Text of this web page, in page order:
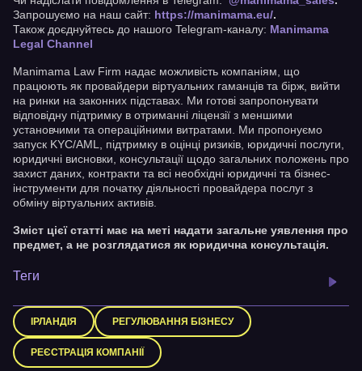
Запрошуємо на наш сайт: https://manimama.eu/.
Також доєднуйтесь до нашого Telegram-каналу: Manimama
Legal Channel
Manimama Law Firm надає можливість компаніям, що
працюють як провайдери віртуальних гаманців та бірж, вийти
на ринки на законних підставах. Ми готові запропонувати
відповідну підтримку в отриманні ліцензії з меншими
установчими та операційними витратами. Ми пропонуємо
запуск KYC/AML, підтримку в оцінці ризиків, юридичні послуги,
юридичні висновки, консультації щодо загальних положень про
захист даних, контракти та всі необхідні юридичні та бізнес-
інструменти для початку діяльності провайдера послуг з
обміну віртуальних активів.
Зміст цієї статті має на меті надати загальне уявлення про
предмет, а не розглядатися як юридична консультація.
Теги
ІРЛАНДІЯ РЕГУЛЮВАННЯ БІЗНЕСУ
РЕЄСТРАЦІЯ КОМПАНІЇ